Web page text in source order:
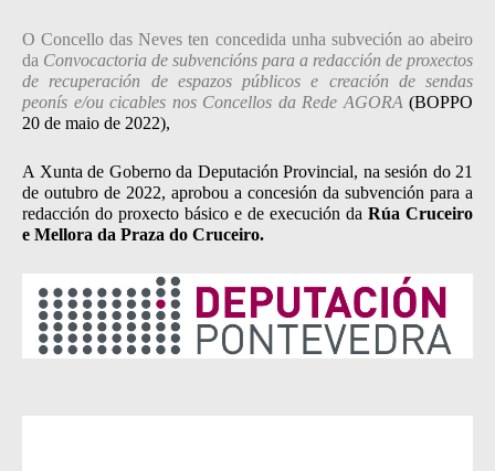
O Concello das Neves ten concedida unha subveción ao abeiro
da Convocactoria de subvencións para a redacción de proxectos
de recuperación de espazos públicos e creación de sendas
peonís e/ou cicables nos Concellos da Rede AGORA (BOPPO
20 de maio de 2022),
A Xunta de Goberno da Deputación Provincial, na sesión do 21
de outubro de 2022, aprobou a concesión da subvención para a
redacción do proxecto básico e de execución da Rúa Cruceiro
e Mellora da Praza do Cruceiro.